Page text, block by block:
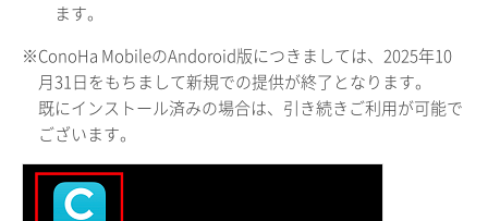
ます。
※ConoHa MobileのAndoroid版につきましては、2025年10
月31日をもちまして新規での提供が終了となります。
既にインストール済みの場合は、引き続きご利用が可能で
ございます。